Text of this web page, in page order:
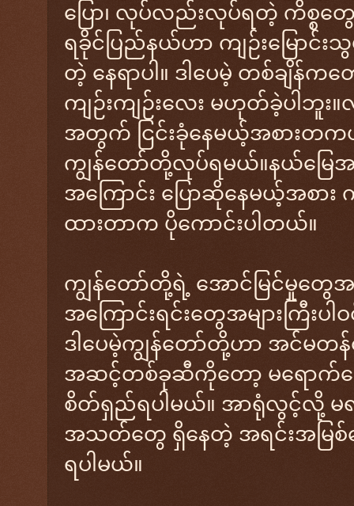
ပြော၊ လုပ်လည်းလုပ်ရတဲ့ ကိစ္စတွ
ရခိုင်ပြည်နယ်ဟာ ကျဉ်းမြောင်း
တဲ့ နေရာပါ။ ဒါပေမဲ့ တစ်ချိန်က
ကျဉ်းကျဉ်းလေး မဟုတ်ခဲ့ပါဘူ
အတွက် ငြင်းခုံနေမယ့်အစား
ကျွန်တော်တို့လုပ်ရမယ်။နယ်မြေအ
အကြောင်း ပြောဆိုနေမယ့်အစ
ထားတာက ပိုကောင်းပါတယ်။
ကျွန်တော်တို့ရဲ့ အောင်မြင်မှုတွေအက
အကြောင်းရင်းတွေအများကြီး
ဒါပေမဲ့ကျွန်တော်တို့ဟာ အင်မတန်
အဆင့်တစ်ခုဆီကိုတော့ မရောက်သ
စိတ်ရှည်ရပါမယ်။ အာရုံလွင့်လို့ မရ
အသတ်တွေ ရှိနေတဲ့ အရင်းအမြစ်
ရပါမယ်။